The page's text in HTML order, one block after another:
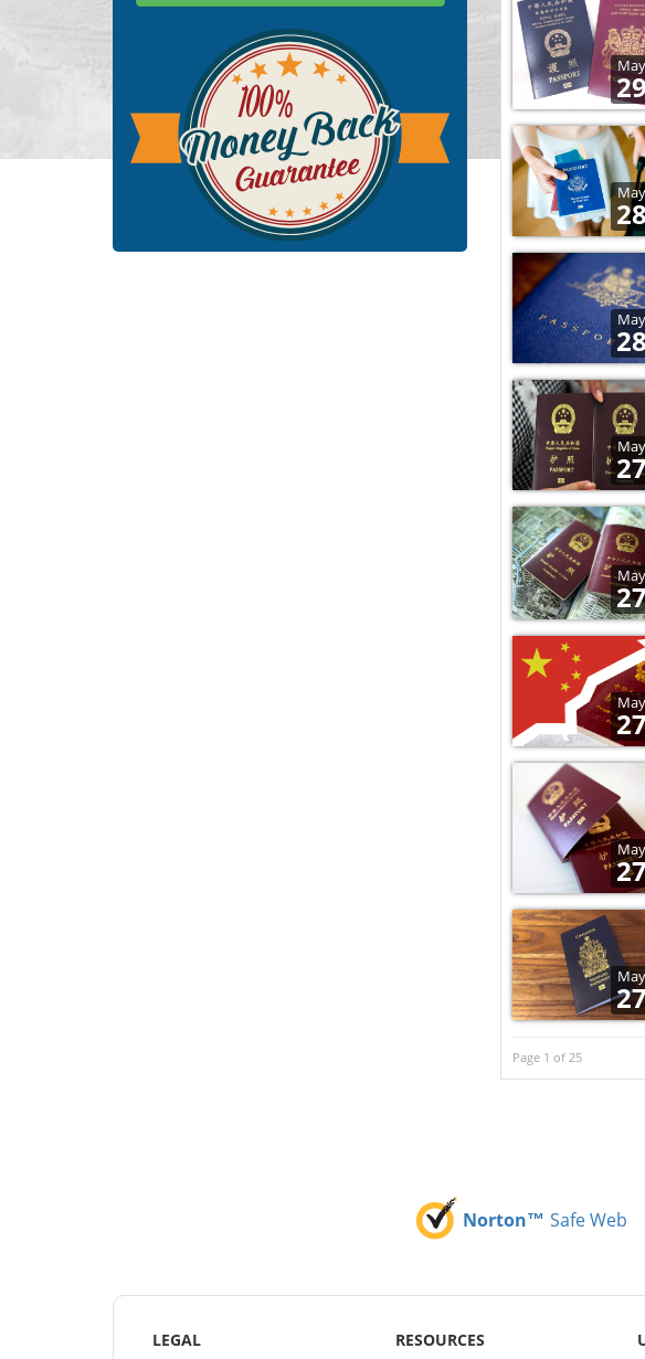
May
May
28
May
28
May
27
May
May
May
27
May
27
Page 1 of 25
Norton™ Safe Web
LEGAL RESOURCES